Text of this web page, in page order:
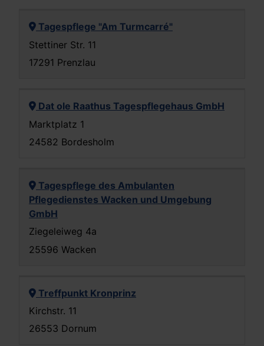
Tagespflege "Am Turmcarré"
Stettiner Str. 11
17291 Prenzlau
Dat ole Raathus Tagespflegehaus GmbH
Marktplatz 1
24582 Bordesholm
Tagespflege des Ambulanten
Pflegedienstes Wacken und Umgebung
GmbH
Ziegeleiweg 4a
25596 Wacken
Treffpunkt Kronprinz
Kirchstr. 11
26553 Dornum